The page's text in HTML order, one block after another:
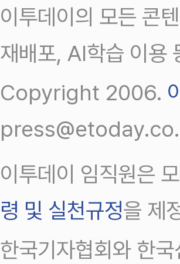
이투데이의 모든 콘
재배포, AI학습 이용
Copyright 2006.
이투데이 임직원은
령 및 실천규정을 제
한국기자협회와 한